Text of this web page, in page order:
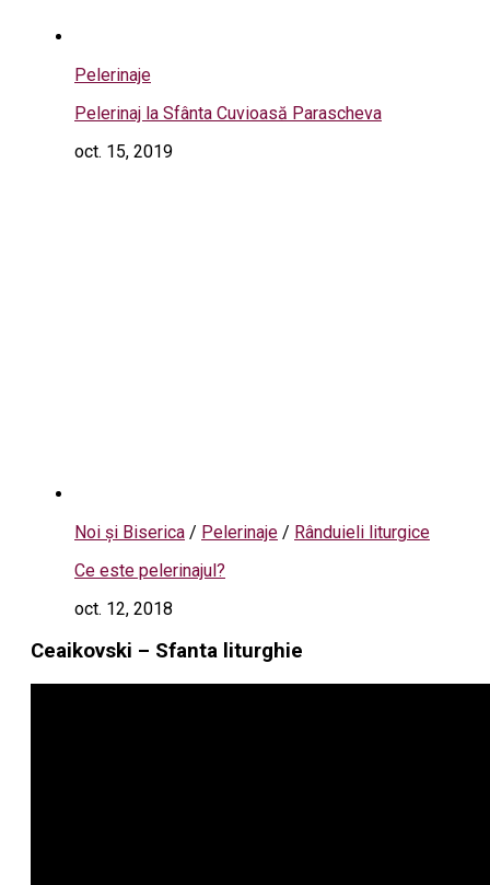
Pelerinaje
Pelerinaj la Sfânta Cuvioasă Parascheva
oct. 15, 2019
Noi și Biserica / Pelerinaje / Rânduieli liturgice
Ce este pelerinajul?
oct. 12, 2018
Ceaikovski – Sfanta liturghie